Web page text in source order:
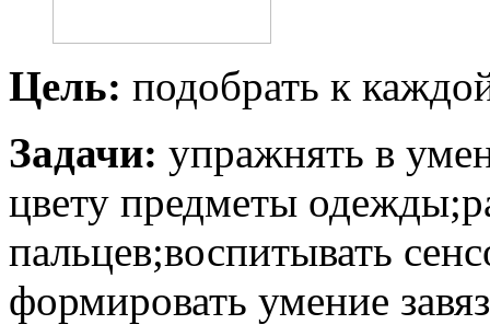
Цель: подобрать к
Задачи: упражнять в
цвету предметы
пальцев;воспитывать
формировать умение